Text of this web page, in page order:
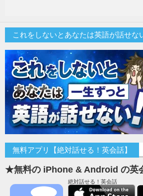
これをしないとあなたは英語が話せな
無料アプリ【絶対話せる！英会話】
★無料の iPhone & Android の英
絶対話せる！英会話